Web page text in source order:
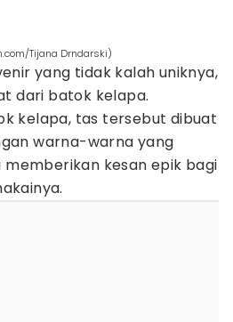
Tijana Drndarski)
yang tidak kalah uniknya,
dari batok kelapa.
kelapa, tas tersebut dibuat
warna-warna yang
kesan epik bagi